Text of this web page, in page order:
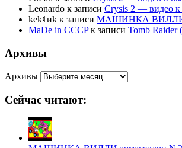
Leonardo к записи Crysis 2 — видео
kek¢иk к записи МАШИНКА ВИЛЛИ
MaDe in CCCPк записи Tomb Raider
Архивы
Архивы
Сейчас читают: